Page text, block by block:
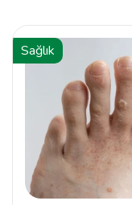
Sağlık